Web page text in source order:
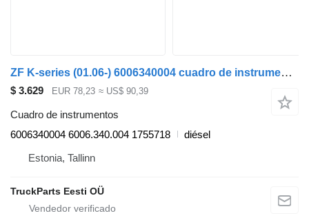
ZF K-series (01.06-) 6006340004 cuadro de instrumentos para Scania K,N,F-series bus (2006-) autobús
$ 3.629 EUR 78,23 ≈ US$ 90,39
Cuadro de instrumentos
6006340004 6006.340.004 1755718
diésel
Estonia, Tallinn
TruckParts Eesti OÜ